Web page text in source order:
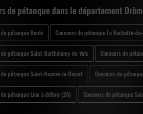
de pétanque dans le département
de pétanque Boulc Concours de pétanque La Rochette-
de pétanque Saint-Barthélemy-de-Vals Concours de
de pétanque Saint-Nazaire-le-Désert Concours de
de pétanque Lieu à définir (26) Concours de pétanque